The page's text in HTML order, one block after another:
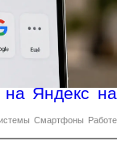
на Яндекс на
Смартфоны Работе